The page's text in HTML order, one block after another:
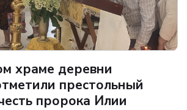
храме деревни
престольный
пророка Илии